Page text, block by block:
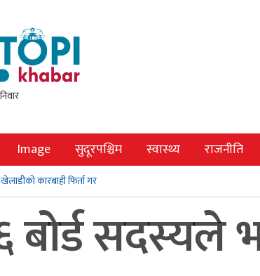
Image सुदूरपश्चिम स्वास्थ्य राजनीति
कारबाही फिर्ता गर
सदस्यले